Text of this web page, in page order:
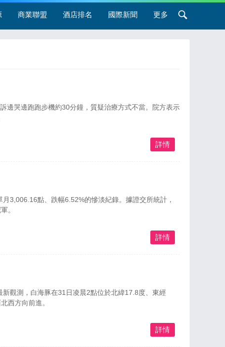
商業聯盟 酒店排名 國際新聞 更多
邊哭邊跑跑步機約30分鐘，質疑治療方式不當。院方表示
詳情
3,006.16點、跌幅6.52%的慘淡紀錄。據證交所統計，
。
詳情
觀測，白海豚在31日凌晨2點位於北緯17.8度、東經
西方向前進。
詳情